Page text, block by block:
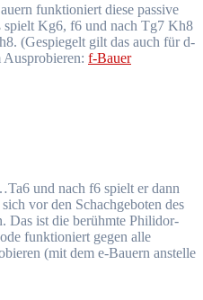
funktioniert diese passive
spielt Kg6, f6 und nach Tg7 Kh8
(Gespiegelt gilt das auch für d-
f-Bauer
und nach f6 spielt er dann
vor den Schachgeboten des
Das ist die berühmte Philidor-
funktioniert gegen alle
(mit dem e-Bauern anstelle